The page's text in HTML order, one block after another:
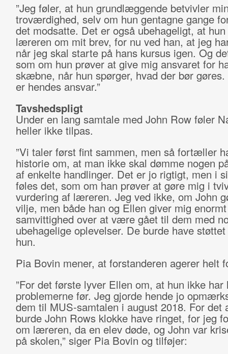
”Jeg føler, at hun grundlæggende betvivler
troværdighed, selv om hun gentagne gange
det modsatte. Det er også ubehageligt, at
læreren om mit brev, for nu ved han, at jeg
når jeg skal starte på hans kursus igen. Og
som om hun prøver at give mig ansvaret for
skæbne, når hun spørger, hvad der bør gøres.
er hendes ansvar.”
Tavshedspligt
Under en lang samtale med John Row føler
heller ikke tilpas.
”Vi taler først fint sammen, men så fortæller
historie om, at man ikke skal dømme nogen
af enkelte handlinger. Det er jo rigtigt, men i
føles det, som om han prøver at gøre mig i
vurdering af læreren. Jeg ved ikke, om John
vilje, men både han og Ellen giver mig
samvittighed over at være gået til dem med
ubehagelige oplevelser. De burde have støttet
hun.
Pia Bovin mener, at forstanderen agerer helt
”For det første lyver Ellen om, at hun ikke har
problemerne før. Jeg gjorde hende jo
dem til MUS-samtalen i august 2018. For det
burde John Rows klokke have ringet, for jeg
om læreren, da en elev døde, og John var
på skolen,” siger Pia Bovin og tilføjer: